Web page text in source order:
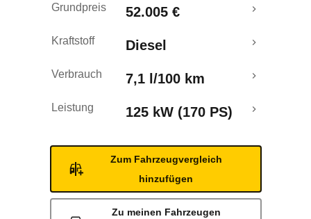
Grundpreis 52.005 €
Kraftstoff Diesel
Verbrauch 7,1 l/100 km
Leistung 125 kW (170 PS)
Zum Fahrzeugvergleich
hinzufügen
Zu meinen Fahrzeugen